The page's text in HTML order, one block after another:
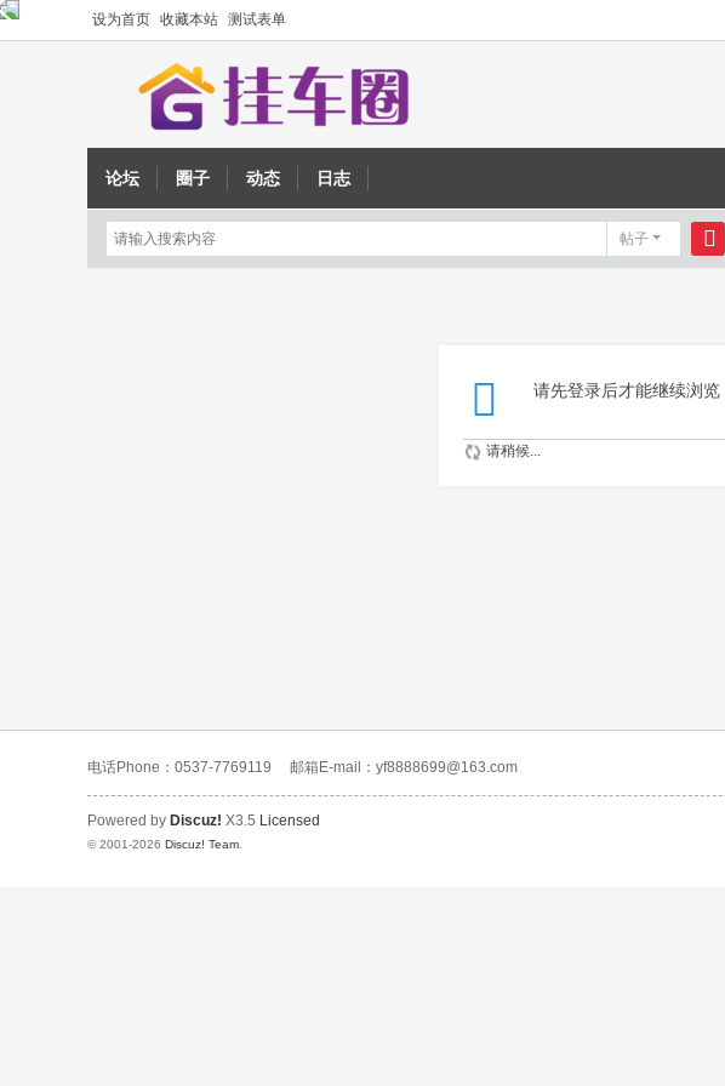
设为首页 收藏本站 测试表单
论坛 圈子 动态 日志
帖子
请先登录后才能继续浏览
请稍候...
电话Phone：0537-7769119 邮箱E-mail：yf8888699@163.com
Powered by Discuz! X3.5 Licensed
© 2001-2026 Discuz! Team